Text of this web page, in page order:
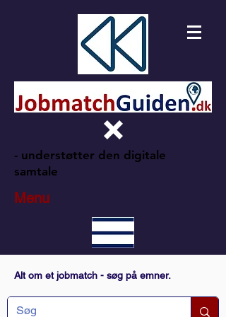
- understøtter den digitale
samtale
Menu
Alt om et jobmatch - søg på emner.